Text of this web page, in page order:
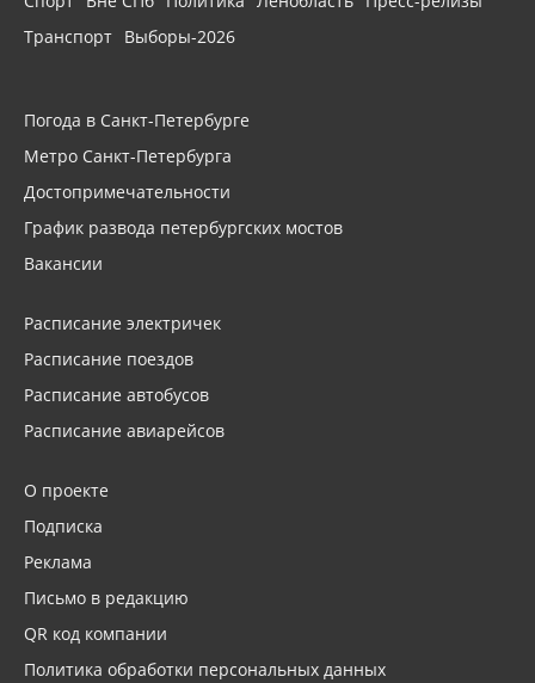
Транспорт Выборы-2026
Погода в Санкт-Петербурге
Метро Санкт-Петербурга
Достопримечательности
График развода петербургских мостов
Вакансии
Расписание электричек
Расписание поездов
Расписание автобусов
Расписание авиарейсов
О проекте
Подписка
Реклама
Письмо в редакцию
QR код компании
Политика обработки персональных данных